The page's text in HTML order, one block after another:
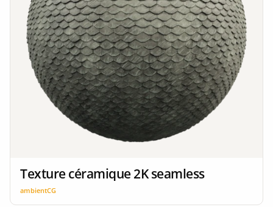
Texture céramique 2K seamless
ambientCG